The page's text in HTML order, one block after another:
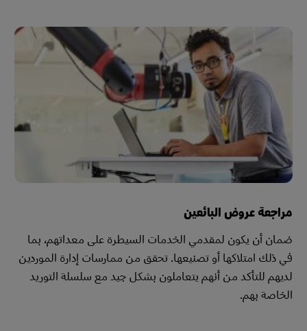
مراجعة عروض البائعين
ضمان أن يكون لمقدمي الخدمات السيطرة على معداتهم، بما
في ذلك امتلاكها أو تصنيعها. تحقق من ممارسات إدارة الموردين
لديهم للتأكد من أنهم يتعاملون بشكل جيد مع سلسلة التوريد
الخاصة بهم.